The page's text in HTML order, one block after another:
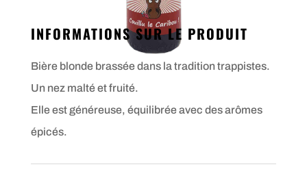
INFORMATIONS SUR LE PRODUIT
Bière blonde brassée dans la tradition trappistes.
Un nez malté et fruité.
Elle est généreuse, équilibrée avec des arômes
épicés.